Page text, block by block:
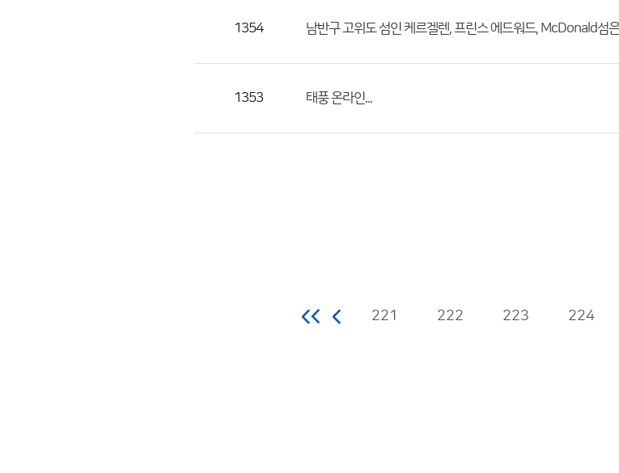
1354 남반구 고위도 섬인 케르겔렌, 프린스 에드워드, McDonald섬
1353 태풍 온라인...
221 222 223 224